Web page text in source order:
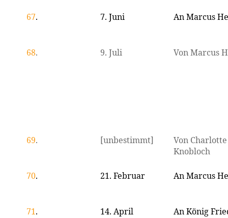
67. 7. Juni An Marcus
68. 9. Juli Von Marcus
69. [unbestimmt]
Von
Knobloch
70. 21. Februar An Marcus
71. 14. April An König